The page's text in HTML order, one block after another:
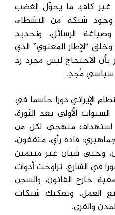
كافٍ. ما يحوّل الغضب
شبكة من النشطاء،
الرسائل، وتحديد
“الإطار المعنوي” الذي
بأن الاحتجاج ليس مجرد رد
سياسي مُجدٍ.
الإيراني دورا حاسما في
الأولى بعد الثورة،
منهجي لكل من
قادة رأي، مثقفون،
وحتى شبان غير منتمين
في الشارع. تراوحت أدوات
خارج القانون، والسجن
العمل، وتفكيك شبكات
والقرى.